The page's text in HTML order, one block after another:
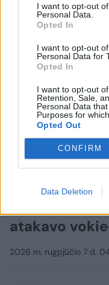
I want to opt-out
Personal Data.
Opted In
I want to opt-out
Personal Data for
Opted In
I want to opt-out
Retention, Sale,
Personal Data
Purposes for
Opted Out
CONFIRM
Data Deletion
Konfliktai ir
atakavo
2026 m. rugpjūčio 7 d.